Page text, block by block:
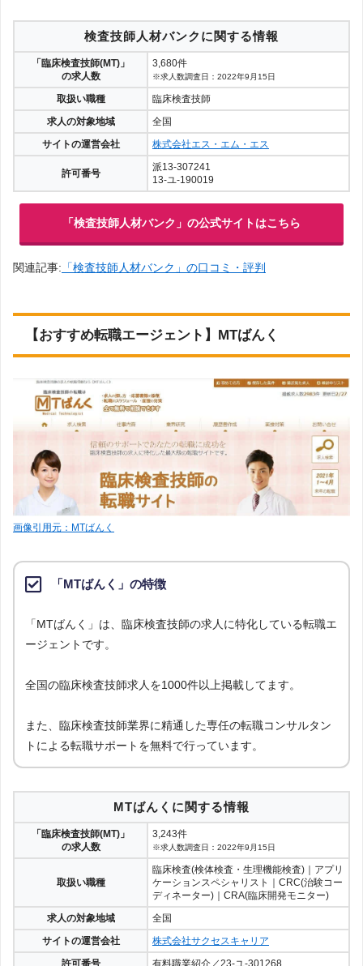
検査技師人材バンクに関する情報
「臨床検査技師(MT)」
の求人数
3,680件
※求人数調査日：2022年9月15日
取扱い職種
臨床検査技師
求人の対象地域
全国
サイトの運営会社
株式会社エス・エム・エス
許可番号
派13-307241
13-ユ-190019
「検査技師人材バンク」の公式サイトはこちら
関連記事: 「検査技師人材バンク」の口コミ・評判
【おすすめ転職エージェント】MTばんく
画像引用元：MTばんく
「MTばんく」の特徴
「MTばんく」は、臨床検査技師の求人に特化している転職エ
ージェントです。
全国の臨床検査技師求人を1000件以上掲載してます。
また、臨床検査技師業界に精通した専任の転職コンサルタン
トによる転職サポートを無料で行っています。
MTばんくに関する情報
「臨床検査技師(MT)」
の求人数
3,243件
※求人数調査日：2022年9月15日
取扱い職種
臨床検査(検体検査・生理機能検査)｜アプリ
ケーションスペシャリスト｜CRC(治験コー
ディネーター)｜CRA(臨床開発モニター)
求人の対象地域
全国
サイトの運営会社
株式会社サクセスキャリア